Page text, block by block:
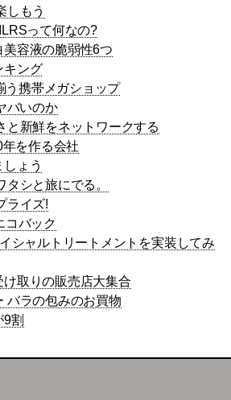
しもう
って何なの?
容液の脆弱性6つ
キング
う携帯メガショップ
バいのか
と新鮮をネットワークする
を作る会社
ょう
シと旅にでる。
ライズ!
コバック
シャルトリートメントを実装してみ
取りの販売店大集合
バラの包みのお買物
9割